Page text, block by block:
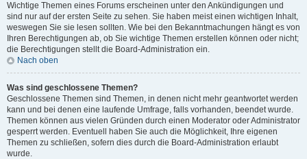
Wichtige Themen eines Forums erscheinen unter den Ankündigungen und
sind nur auf der ersten Seite zu sehen. Sie haben meist einen wichtigen Inhalt,
weswegen Sie sie lesen sollten. Wie bei den Bekanntmachungen hängt es von
Ihren Berechtigungen ab, ob Sie wichtige Themen erstellen können oder nicht;
die Berechtigungen stellt die Board-Administration ein.
Nach oben
Was sind geschlossene Themen?
Geschlossene Themen sind Themen, in denen nicht mehr geantwortet werden
kann und bei denen eine laufende Umfrage, falls vorhanden, beendet wurde.
Themen können aus vielen Gründen durch einen Moderator oder Administrator
gesperrt werden. Eventuell haben Sie auch die Möglichkeit, Ihre eigenen
Themen zu schließen, sofern dies durch die Board-Administration erlaubt
wurde.